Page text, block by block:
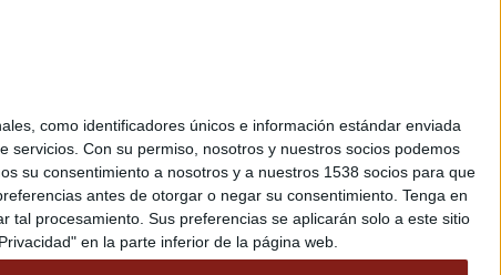
como identificadores únicos e información estándar enviada
servicios. Con su permiso, nosotros y nuestros socios podemos
su consentimiento a nosotros y a nuestros 1538 socios para que
antes de otorgar o negar su consentimiento. Tenga en
procesamiento. Sus preferencias se aplicarán solo a este sitio
en la parte inferior de la página web.